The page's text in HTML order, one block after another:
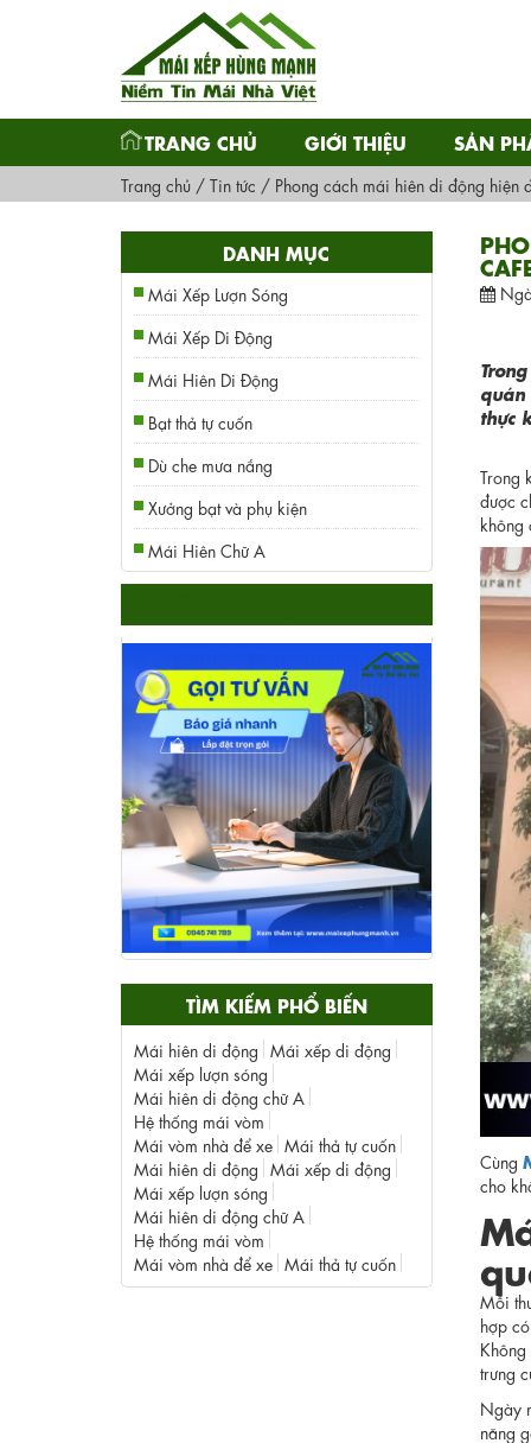
TRANG CHỦ GIỚI THIỆU SẢN
Trang chủ / Tin tức / Phong cách mái hiên di động hiện
quán
thực
Trong
được
không
Cùng
cho
Mỗi
hợp
trưng
Ngày
năng
DANH MỤC
Mái Xếp Lượn Sóng
Mái Xếp Di Động
Mái Hiên Di Động
Bạt thả tự cuốn
Dù che mưa nắng
Xưởng bạt và phụ kiện
Mái Hiên Chữ A
TÌM KIẾM PHỔ BIẾN
Mái hiên di động
Mái xếp di động
Mái xếp lượn sóng
Mái hiên di động chữ A
Hệ thống mái vòm
Mái vòm nhà để xe
Mái thả tự cuốn
Mái hiên di động
Mái xếp di động
Mái xếp lượn sóng
Mái hiên di động chữ A
Hệ thống mái vòm
Mái vòm nhà để xe
Mái thả tự cuốn